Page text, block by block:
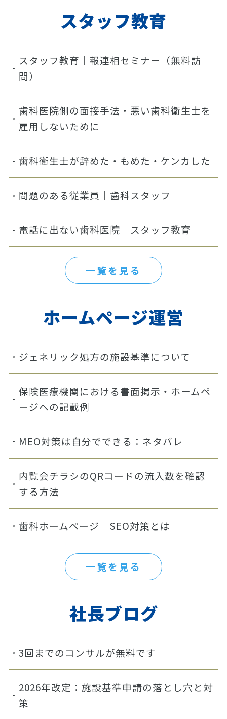
スタッフ教育
スタッフ教育｜報連相セミナー（無料訪
問）
歯科医院側の面接手法・悪い歯科衛生士を
雇用しないために
歯科衛生士が辞めた・もめた・ケンカした
問題のある従業員｜歯科スタッフ
電話に出ない歯科医院｜スタッフ教育
一覧を見る
ホームページ運営
ジェネリック処方の施設基準について
保険医療機関における書面掲示・ホームペ
ージへの記載例
MEO対策は自分でできる：ネタバレ
内覧会チラシのQRコードの流入数を確認
する方法
歯科ホームページ SEO対策とは
一覧を見る
社長ブログ
3回までのコンサルが無料です
2026年改定：施設基準申請の落とし穴と対
策